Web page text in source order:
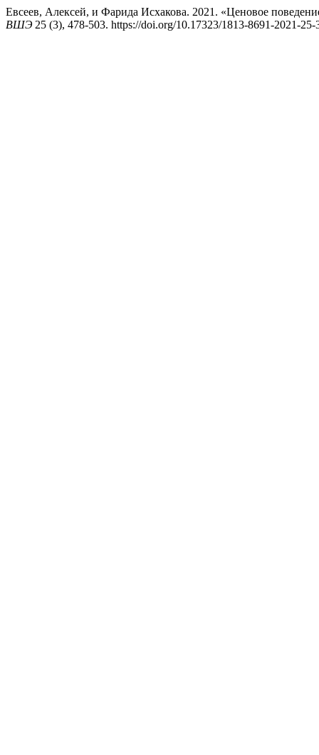
Евсеев, Алексей, и Фарида Исхакова. 2021. «Ценовое
ВШЭ 25 (3), 478-503. https://doi.org/10.17323/1813-8691-2021-25-